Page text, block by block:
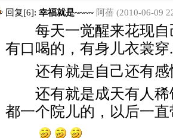
回复[6]: 幸福就是~~~~ 阿蓓 (2010-06-09
每天一觉醒来花现自
有口喝的，有身儿衣裳穿
还有就是自己还有
还有就是成天有人
都一个院儿的，以后一